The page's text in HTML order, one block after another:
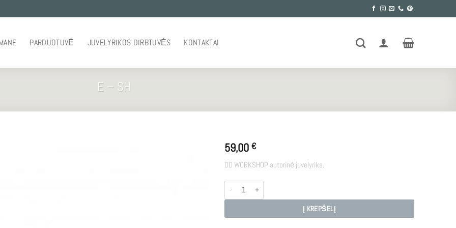
PARDUOTUVĖ JUVELYRIKOS DIRBTUVĖS KONTAKTAI
E – SH
59,00 €
DD WORKSHOP autorinė juvelyrika.
produkto kiekis: E - SH
Į KREPŠELĮ